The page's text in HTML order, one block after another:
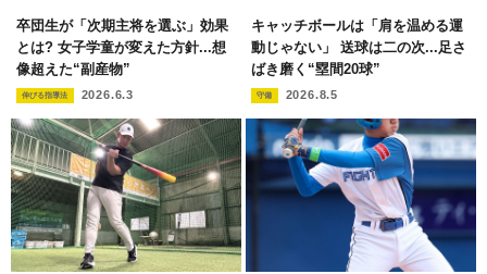
卒団生が「次期主将を選ぶ」効果
とは? 女子学童が変えた方針...想
像超えた“副産物”
伸びる指導法 2026.6.3
キャッチボールは「肩を温める運
動じゃない」 送球は二の次...足さ
ばき磨く“塁間20球”
守備 2026.8.5